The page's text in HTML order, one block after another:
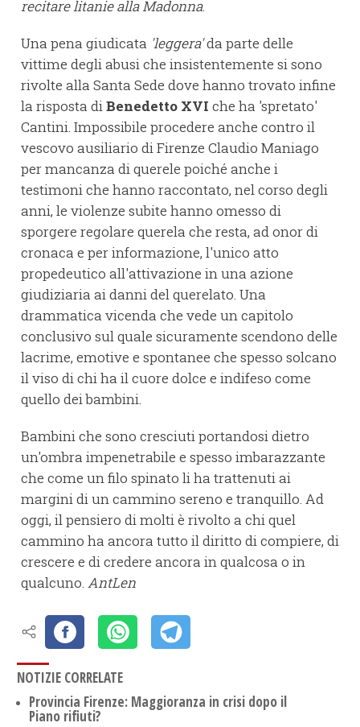
recitare litanie alla Madonna.
Una pena giudicata 'leggera'da parte delle
vittime degli abusi che insistentemente si sono
rivolte alla Santa Sede dove hanno trovato infine
la risposta diBenedetto XVI che ha 'spretato'
Cantini. Impossibile procedere anche contro il
vescovo ausiliario di Firenze Claudio Maniago
per mancanza di querele poiché anche i
testimoni che hanno raccontato, nel corso degli
anni, le violenze subite hanno omesso di
sporgere regolare querela che resta, ad onor di
cronaca e per informazione, l'unico atto
propedeutico all'attivazione in una azione
giudiziaria ai danni del querelato. Una
drammatica vicenda che vede un capitolo
conclusivo sul quale sicuramente scendono delle
lacrime, emotive e spontanee che spesso solcano
il viso di chi ha il cuore dolce e indifeso come
quello dei bambini.
Bambini che sono cresciuti portandosi dietro
un'ombra impenetrabile e spesso imbarazzante
che come un filo spinato li ha trattenuti ai
margini di un cammino sereno e tranquillo. Ad
oggi, il pensiero di molti è rivolto a chi quel
cammino ha ancora tutto il diritto di compiere, di
crescere e di credere ancora in qualcosa o in
qualcuno. AntLen
NOTIZIE CORRELATE
Provincia Firenze: Maggioranza in crisi dopo il
Piano rifiuti?